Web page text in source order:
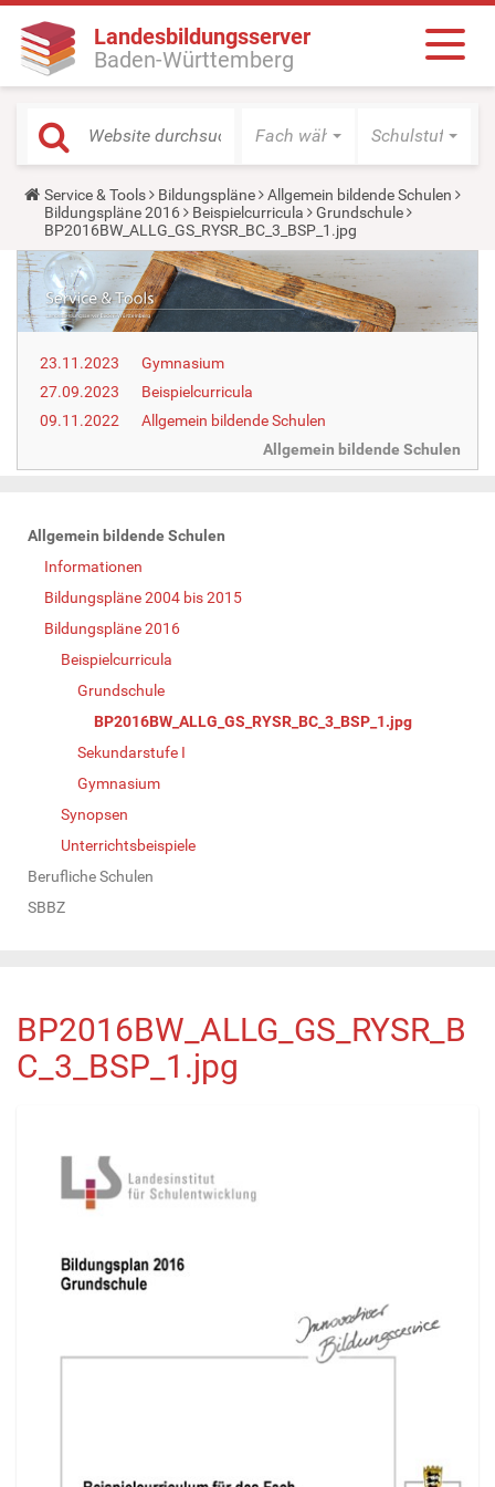
Landesbildungsserver
Baden-Württemberg
Fach wählen Schulstufe
Y
o
u
a
r
h
e
r
:
Service & Tools Bildungspläne
Allgemein bildende Schulen
Bildungspläne 2016
Beispielcurricula
Grundschule
BP2016BW_ALLG_GS_RYSR_BC_3_BSP_1.jpg
23.11.2023
Gymnasium
27.09.2023
Beispielcurricula
09.11.2022
Allgemein bildende Schulen
Allgemein bildende Schulen
N
Allgemein bildende Schulen
Informationen
Bildungspläne 2004 bis 2015
Bildungspläne 2016
Beispielcurricula
Grundschule
BP2016BW_ALLG_GS_RYSR_BC_3_BSP_1.jpg
Sekundarstufe I
Gymnasium
Synopsen
Unterrichtsbeispiele
Berufliche Schulen
SBBZ
BP2016BW_ALLG_GS_RYSR_B
C_3_BSP_1.jpg